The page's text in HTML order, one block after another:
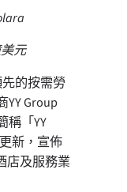
元
的按需勞
Group
稱「YY
新，宣佈
店及服務業